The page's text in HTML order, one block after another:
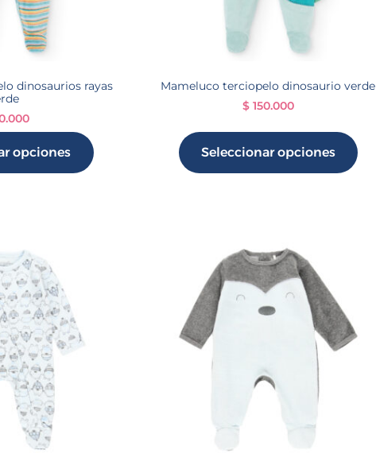
dinosaurios rayas
opciones
Mameluco terciopelo dinosaurio verde
$150.000
Seleccionar opciones